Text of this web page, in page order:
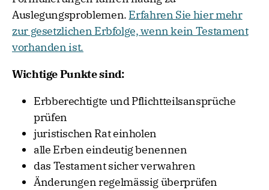
Auslegungsproblemen. Erfahren Sie hier mehr
zur gesetzlichen Erbfolge, wenn kein Testament
vorhanden ist.
Wichtige Punkte sind:
Erbberechtigte und Pflichtteilsansprüche
prüfen
juristischen Rat einholen
alle Erben eindeutig benennen
das Testament sicher verwahren
Änderungen regelmässig überprüfen